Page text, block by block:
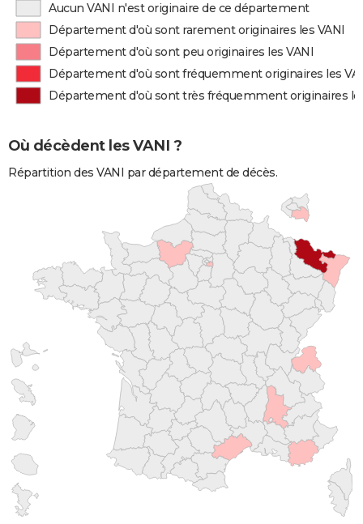
Aucun VANI n'est originaire de ce département
Département d'où sont rarement originaires les VANI
Département d'où sont peu originaires les VANI
Département d'où sont fréquemment originaires les
Département d'où sont très fréquemment originaires
Où décèdent les VANI ?
Répartition des VANI par département de décès.